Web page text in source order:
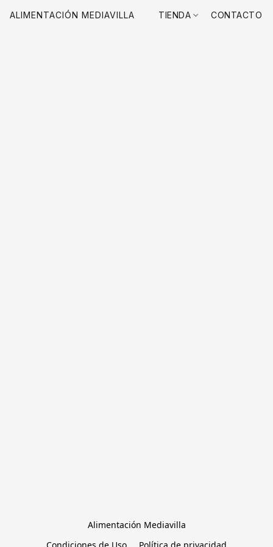
ALIMENTACIÓN MEDIAVILLA TIENDA CONTACTO
Alimentación Mediavilla